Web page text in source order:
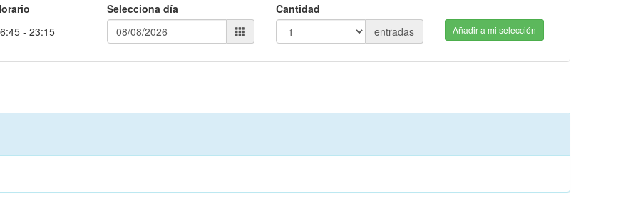
- 23:15
Selecciona día
Cantidad
entradas
Añadir a mi selección